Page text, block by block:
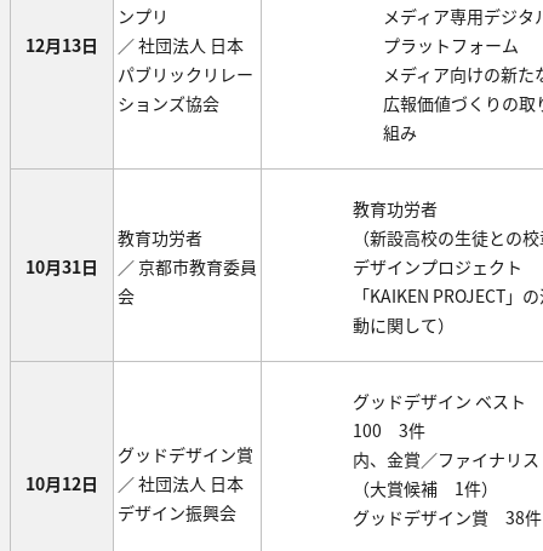
12月13日
ンプリ
／ 社団法人 日本
パブリックリレー
ションズ協会
メディア専用デジタ
プラットフォーム
メディア向けの新た
広報価値づくりの取
組み
10月31日
教育功労者
／ 京都市教育委員
会
教育功労者
（新設高校の生徒との
デザインプロジェクト
「KAIKEN PROJECT」
動に関して）
10月12日
グッドデザイン賞
／ 社団法人 日本
デザイン振興会
グッドデザイン ベスト
100 3件
内、金賞／ファイナリ
（大賞候補 1件）
グッドデザイン賞 38件